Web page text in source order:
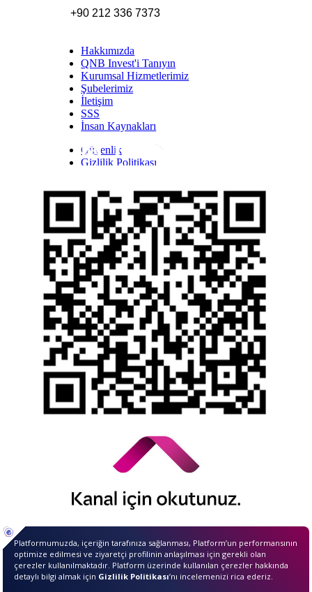
+90 212 336 7373
Hakkımızda
QNB Invest'i Tanıyın
Kurumsal Hizmetlerimiz
Şubelerimiz
İletişim
SSS
İnsan Kaynakları
Güvenlik
Gizlilik Politikası
Yasal Duyurular
Bilgi Toplumu Hizmetleri
Kişisel Verilerin Korunması
YTM - Zamanaşımına Uğrayacak Emanet ve
Alacaklar
Kamuyu Aydınlatma Esaslarına İlişkin Duyuru
TwittLinkYoutWhatsapp
QNBiştirakidir.